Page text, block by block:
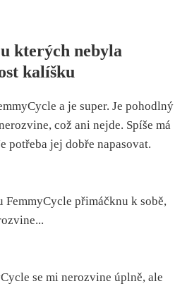
kterých nebyla
kalíšku
a je super. Je pohodlný
což ani nejde. Spíše má
potřeba jej dobře napasovat.
přimáčknu k sobě,
se mi nerozvine úplně, ale